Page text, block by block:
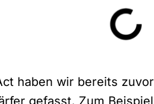
haben wir bereits zuvor
gefasst. Zum Beispiel